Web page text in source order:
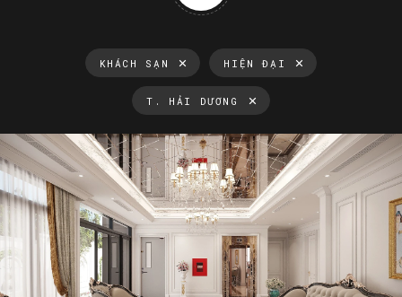
Thông tin luôn cập nhật
KHÁCH SẠN HIỆN ĐẠI
T. HẢI DƯƠNG